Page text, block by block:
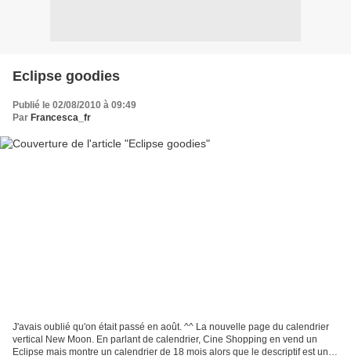
Eclipse goodies
Publié le 02/08/2010 à 09:49
Par Francesca_fr
J'avais oublié qu'on était passé en août. ^^ La nouvelle page du calendrier
vertical New Moon. En parlant de calendrier, Cine Shopping en vend un
Eclipse mais montre un calendrier de 18 mois alors que le descriptif est un